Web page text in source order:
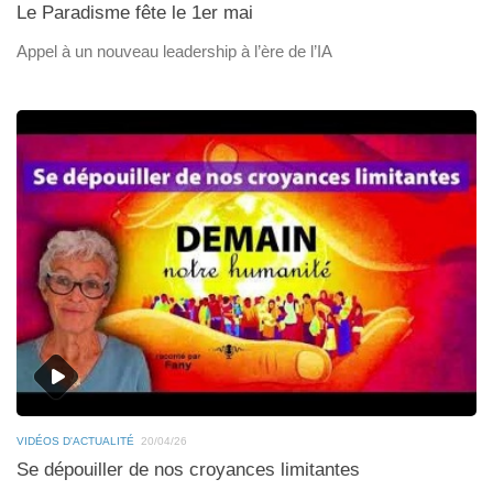
Le Paradisme fête le 1er mai
Appel à un nouveau leadership à l’ère de l’IA
VIDÉOS D'ACTUALITÉ 20/04/26
Se dépouiller de nos croyances limitantes